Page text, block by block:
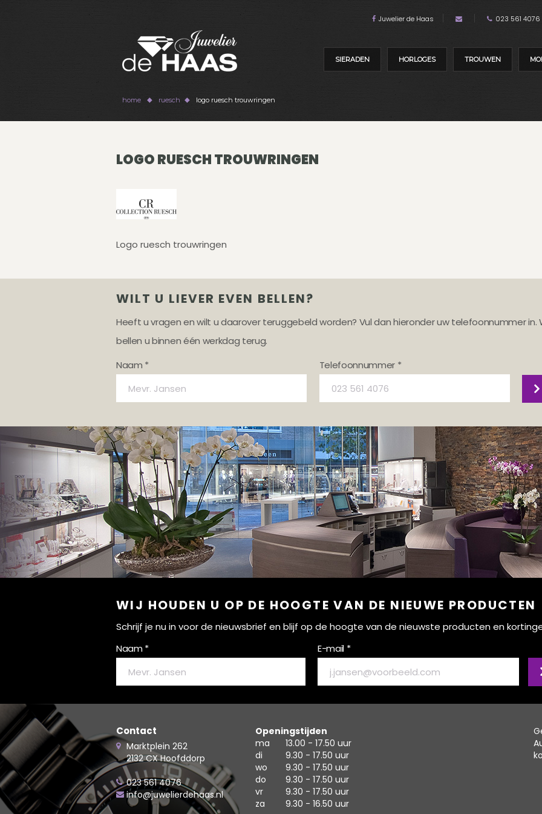
Juwelier de Haas 023 561 4076
SIERADEN HORLOGES TROUWEN
home ruesch logo ruesch trouwringen
LOGO RUESCH TROUWRINGEN
Logo ruesch trouwringen
WILT U LIEVER EVEN BELLEN?
Heeft u vragen en wilt u daarover teruggebeld worden? Vul dan hieronder uw telefoonnummer in.
bellen u binnen één werkdag terug.
Naam *
Telefoonnummer *
WIJ HOUDEN U OP DE HOOGTE VAN DE NIEUWE PRODUCTEN
Schrijf je nu in voor de nieuwsbrief en blijf op de hoogte van de nieuwste producten en
Naam *
E-mail *
Contact
Marktplein 262
2132 CX Hoofddorp
023 561 4076
info@juwelierdehaas.nl
Openingstijden
ma
13.00 - 17.50 uur
di
9.30 - 17.50 uur
wo
9.30 - 17.50 uur
do
9.30 - 17.50 uur
vr
9.30 - 17.50 uur
za
9.30 - 16.50 uur